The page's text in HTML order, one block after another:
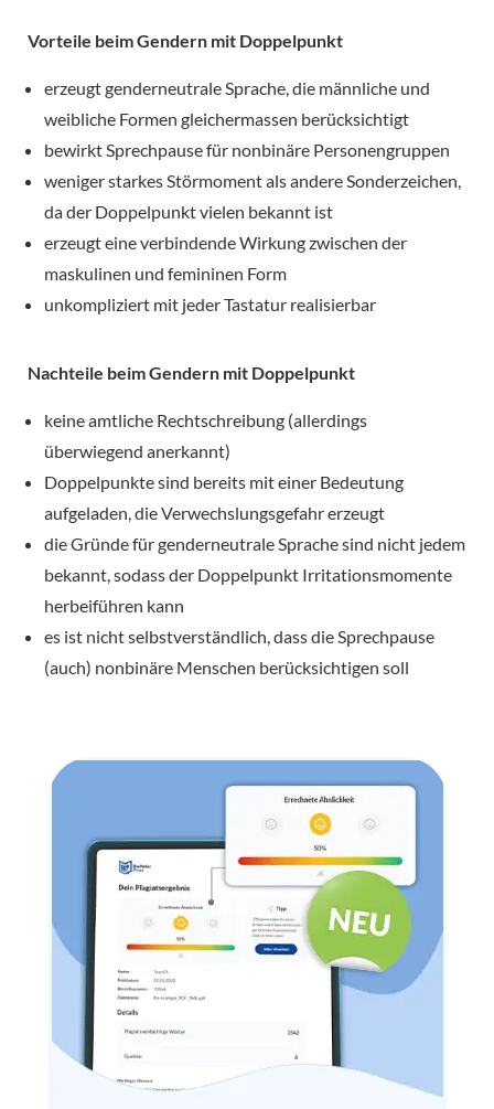
Vorteile beim Gendern mit Doppelpunkt
erzeugt genderneutrale Sprache, die männliche und
weibliche Formen gleichermassen berücksichtigt
bewirkt Sprechpause für nonbinäre Personengruppen
weniger starkes Störmoment als andere Sonderzeichen,
da der Doppelpunkt vielen bekannt ist
erzeugt eine verbindende Wirkung zwischen der
maskulinen und femininen Form
unkompliziert mit jeder Tastatur realisierbar
Nachteile beim Gendern mit Doppelpunkt
keine amtliche Rechtschreibung (allerdings
überwiegend anerkannt)
Doppelpunkte sind bereits mit einer Bedeutung
aufgeladen, die Verwechslungsgefahr erzeugt
die Gründe für genderneutrale Sprache sind nicht jedem
bekannt, sodass der Doppelpunkt Irritationsmomente
herbeiführen kann
es ist nicht selbstverständlich, dass die Sprechpause
(auch) nonbinäre Menschen berücksichtigen soll